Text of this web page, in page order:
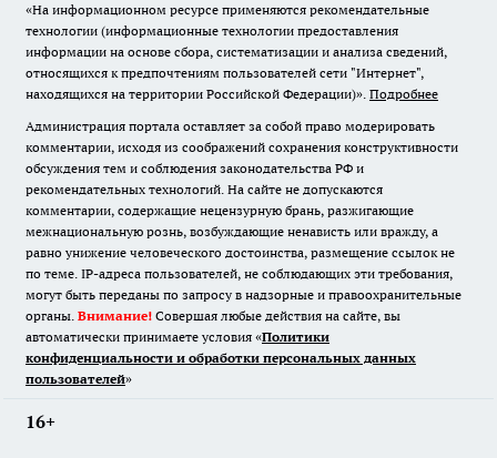
«На информационном ресурсе применяются рекомендательные
технологии (информационные технологии предоставления
информации на основе сбора, систематизации и анализа сведений,
относящихся к предпочтениям пользователей сети "Интернет",
находящихся на территории Российской Федерации)». Подробнее
Администрация портала оставляет за собой право модерировать
комментарии, исходя из соображений сохранения конструктивности
обсуждения тем и соблюдения законодательства РФ и
рекомендательных технологий. На сайте не допускаются
комментарии, содержащие нецензурную брань, разжигающие
межнациональную рознь, возбуждающие ненависть или вражду, а
равно унижение человеческого достоинства, размещение ссылок не
по теме. IP-адреса пользователей, не соблюдающих эти требования,
могут быть переданы по запросу в надзорные и правоохранительные
органы. Внимание! Совершая любые действия на сайте, вы
автоматически принимаете условия «Политики
конфиденциальности и обработки персональных данных
пользователей»
16+